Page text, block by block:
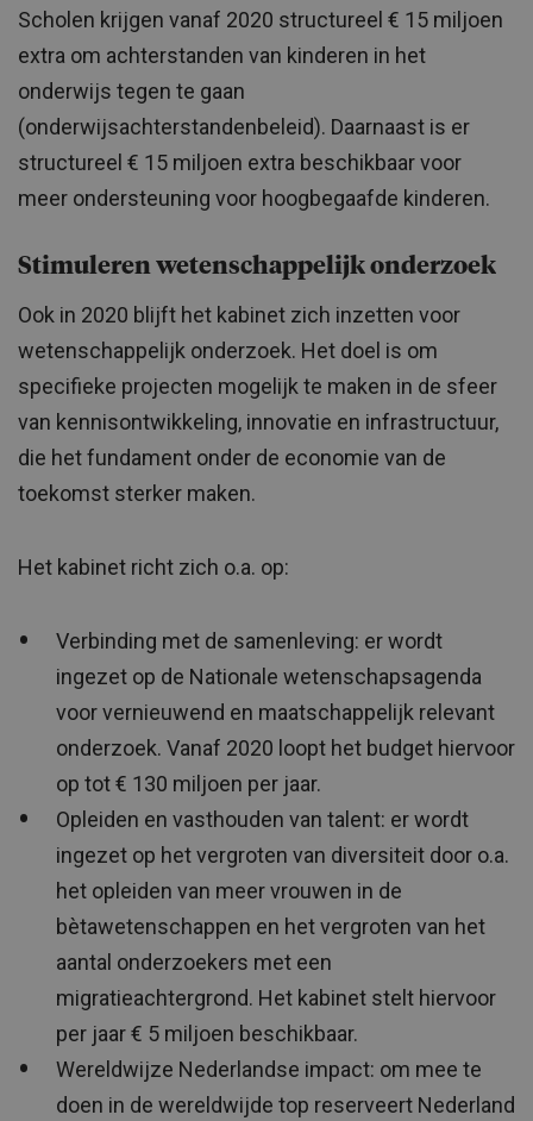
Scholen krijgen vanaf 2020 structureel € 15 miljoen
extra om achterstanden van kinderen in het
onderwijs tegen te gaan
(onderwijsachterstandenbeleid). Daarnaast is er
structureel € 15 miljoen extra beschikbaar voor
meer ondersteuning voor hoogbegaafde kinderen.
Stimuleren wetenschappelijk onderzoek
Ook in 2020 blijft het kabinet zich inzetten voor
wetenschappelijk onderzoek. Het doel is om
specifieke projecten mogelijk te maken in de sfeer
van kennisontwikkeling, innovatie en infrastructuur,
die het fundament onder de economie van de
toekomst sterker maken.
Het kabinet richt zich o.a. op:
Verbinding met de samenleving: er wordt
ingezet op de Nationale wetenschapsagenda
voor vernieuwend en maatschappelijk relevant
onderzoek. Vanaf 2020 loopt het budget hiervoor
op tot € 130 miljoen per jaar.
Opleiden en vasthouden van talent: er wordt
ingezet op het vergroten van diversiteit door o.a.
het opleiden van meer vrouwen in de
bètawetenschappen en het vergroten van het
aantal onderzoekers met een
migratieachtergrond. Het kabinet stelt hiervoor
per jaar € 5 miljoen beschikbaar.
Wereldwijze Nederlandse impact: om mee te
doen in de wereldwijde top reserveert Nederland